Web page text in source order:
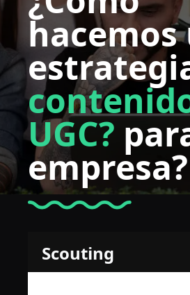
hacemos
UGC?
empresa?
Scouting